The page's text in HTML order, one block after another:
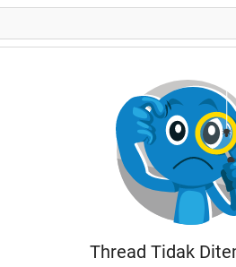
Thread Tidak